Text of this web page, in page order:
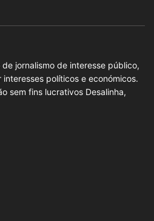
jornalismo de interesse público,
políticos e económicos.
sem fins lucrativos Desalinha,